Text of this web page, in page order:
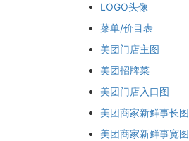
LOGO头像
菜单/价目表
美团门店主图
美团招牌菜
美团门店入口图
美团商家新鲜事长图
美团商家新鲜事宽图